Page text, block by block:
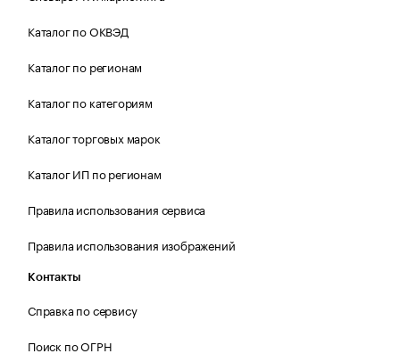
Каталог по ОКВЭД
Каталог по регионам
Каталог по категориям
Каталог торговых марок
Каталог ИП по регионам
Правила использования сервиса
Правила использования изображений
Контакты
Справка по сервису
Поиск по ОГРН